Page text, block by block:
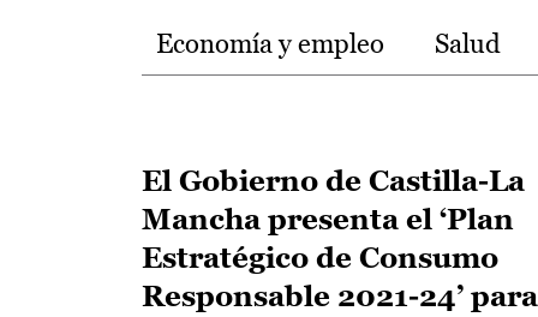
Temas
Economía y empleo Salud
El Gobierno de Castilla-La
Mancha presenta el ‘Plan
Estratégico de Consumo
Responsable 2021-24’ para